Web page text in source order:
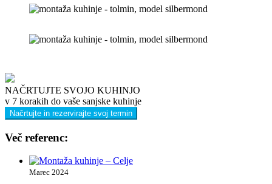
NAČRTUJTE SVOJO KUHINJO
v 7 korakih do vaše sanjske kuhinje
Načrtujte in rezervirajte svoj termin
Več referenc:
Marec 2024